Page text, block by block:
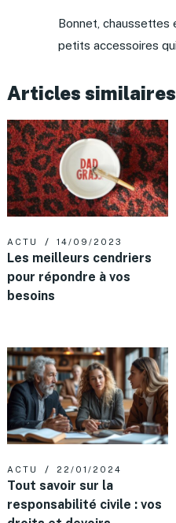
Bonnet, chaussettes
petits accessoires
Articles similaires
ACTU 14/09/2023
Les meilleurs cendriers
pour répondre à vos
besoins
ACTU 22/01/2024
Tout savoir sur la
responsabilité civile : vos